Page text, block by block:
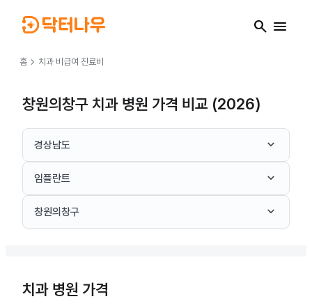
search menu
홈 chevron_right 치과 비급여 진료비
창원의창구 치과 병원 가격 비교 (2026)
경상남도 keyboard_arrow_down
임플란트 keyboard_arrow_down
창원의창구 keyboard_arrow_down
치과 병원 가격